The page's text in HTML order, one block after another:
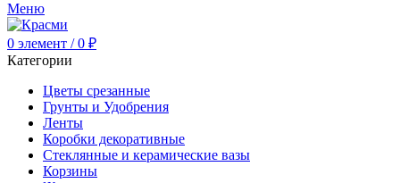
Меню
0 элемент / 0 ₽
Категории
Цветы срезанные
Грунты и Удобрения
Ленты
Коробки декоративные
Стеклянные и керамические вазы
Корзины